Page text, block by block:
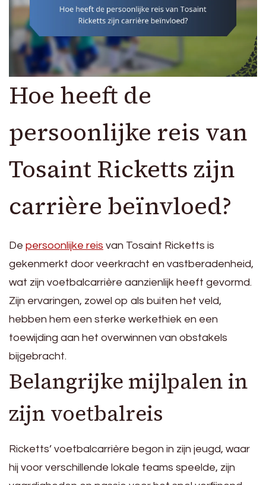
Hoe heeft de
persoonlijke reis van
Tosaint Ricketts zijn
carrière beïnvloed?
De persoonlijke reis van Tosaint Ricketts is
gekenmerkt door veerkracht en vastberadenheid,
wat zijn voetbalcarrière aanzienlijk heeft gevormd.
Zijn ervaringen, zowel op als buiten het veld,
hebben hem een sterke werkethiek en een
toewijding aan het overwinnen van obstakels
bijgebracht.
Belangrijke mijlpalen in
zijn voetbalreis
Ricketts’ voetbalcarrière begon in zijn jeugd, waar
hij voor verschillende lokale teams speelde, zijn